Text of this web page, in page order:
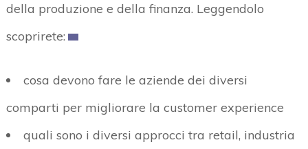
della produzione e della finanza. Leggendolo
scoprirete:
cosa devono fare le aziende dei diversi
comparti per migliorare la customer experience
quali sono i diversi approcci tra retail, industria